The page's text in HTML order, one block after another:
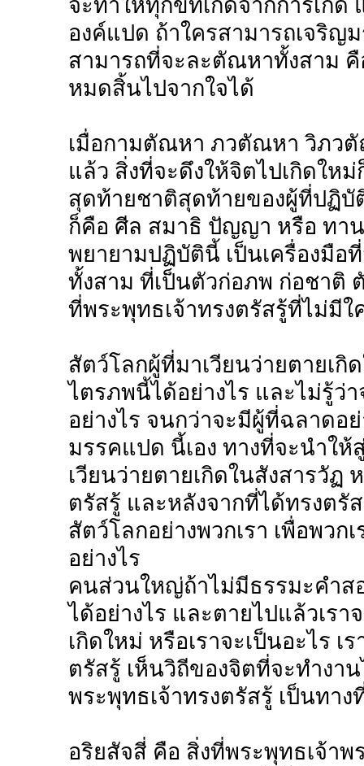
จะทำให้ทุกข์ที่เกิดจากการเกิด
องค์แปด ถ้าใครสามารถเจริ
สามารถที่จะละตัณหาทั้งสาม
หมดสิ้นไปจากใจได้
เมื่อกามตัณหา ภวตัณหา วิภว
แล้ว สิ่งที่จะดึงให้จิตไปเกิดให
สุดท้ายชาติสุดท้ายของผู้ที่ปฏิบั
ก็คือ ศีล สมาธิ ปัญญา หรือ ทา
พยายามปฏิบัตินี้ เป็นเครื่องมือ
ทั้งสาม ที่เป็นตัวก่อภพ ก่อชาติ
ที่พระพุทธเจ้าทรงตรัสรู้ที่ไม่มีใ
สัตว์โลกผู้ที่มาเวียนว่ายตายเ
ไตรภพนี้ได้อย่างไร และไม่รู้ว่
อย่างไร จนกว่าจะมีผู้ที่ฉลาดอ
มรรคแปด นี้เอง ทางที่จะนำใ
เวียนว่ายตายเกิดในสังสารวัฏ
ตรัสรู้ และหลังจากที่ได้ทรงตรั
สัตว์โลกอย่างพวกเรา เพื่อพวก
อย่างไร
คนส่วนใหญ่ถ้าไม่มีธรรมะคำส
ได้อย่างไร และตายไปแล้วเรา
เกิดใหม่ หรือเราจะเป็นอะไร
ตรัสรู้ เห็นวิถีของจิตที่จะทำงา
พระพุทธเจ้าทรงตรัสรู้ เป็นทา
อริยสัจสี่ คือ สิ่งที่พระพุทธเจ้า